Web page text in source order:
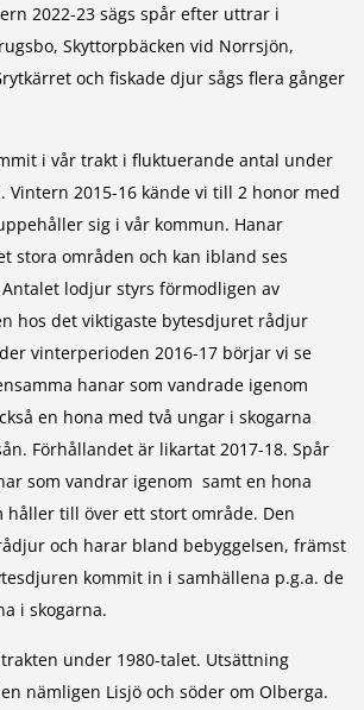
2022-23 sägs spår efter uttrar i
Skyttorpbäcken vid Norrsjön,
och fiskade djur sågs flera gånger
i vår trakt i fluktuerande antal under
Vintern 2015-16 kände vi till 2 honor med
sig i vår kommun. Hanar
stora områden och kan ibland ses
lodjur styrs förmodligen av
hos det viktigaste bytesdjuret rådjur
vinterperioden 2016-17 börjar vi se
hanar som vandrade igenom
en hona med två ungar i skogarna
Förhållandet är likartat 2017-18. Spår
som vandrar igenom samt en hona
håller till över ett stort område. Den
och harar bland bebyggelsen, främst
kommit in i samhällena p.g.a. de
i skogarna.
under 1980-talet. Utsättning
nämligen Lisjö och söder om Olberga.